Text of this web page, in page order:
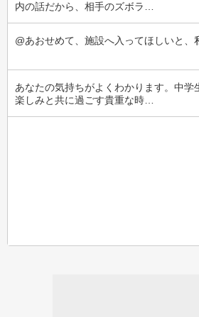
内の話だから、相手のズボラ…
@あおせめて、施設へ入ってほしいと、
あなたの気持ちがよくわかります。中学
楽しみと共に過ごす貴重な時…